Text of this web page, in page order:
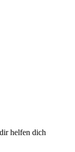
helfen dich